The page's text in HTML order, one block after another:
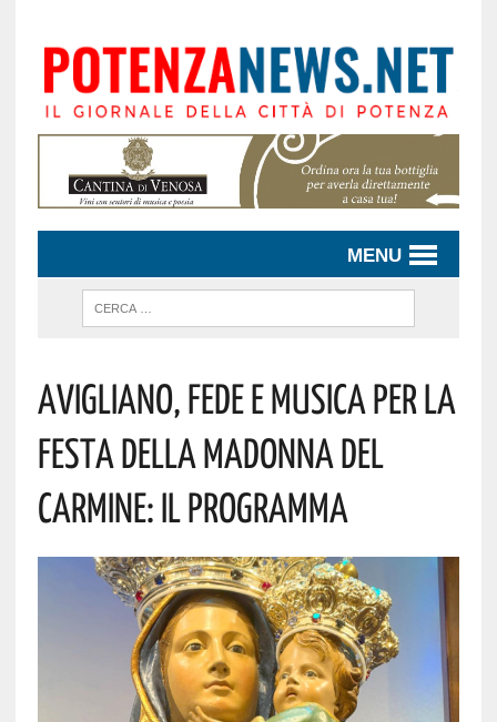
MENU
Avigliano, Fede E Musica Per La
Festa Della Madonna Del
Carmine: Il Programma